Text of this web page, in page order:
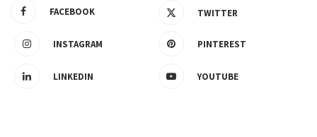
FACEBOOK TWITTER
INSTAGRAM PINTEREST
LINKEDIN YOUTUBE